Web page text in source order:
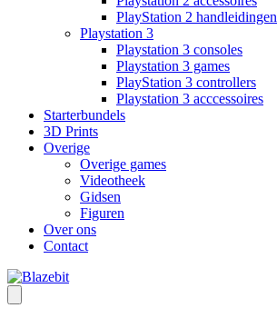
PlayStation 2 handleidingen
Playstation 3
Playstation 3 consoles
Playstation 3 games
PlayStation 3 controllers
Playstation 3 acccessoires
Starterbundels
3D Prints
Overige
Overige games
Videotheek
Gidsen
Figuren
Over ons
Contact